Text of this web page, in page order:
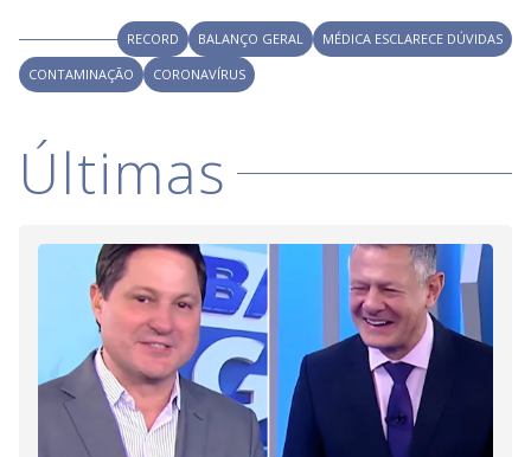
V
i
d
e
o
RECORD BALANÇO GERAL
MÉDICA ESCLARECE DÚVIDAS
CONTAMINAÇÃO
CORONAVÍRUS
Últimas